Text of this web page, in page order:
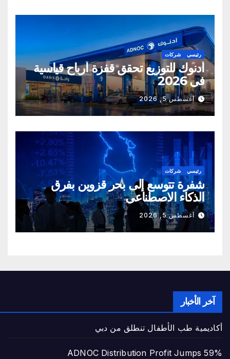
رئيسي شركات
أدنوك للتوزيع تحقق قفزة أرباح قياسية
في 2026
أغسطس 5, 2026
رئيسي شركات
شفرة تتوسع إلى بحر قزوين بفرق
الذكاء الاصطناعي
أغسطس 5, 2026
آخر الأخبار
أكاديمية طب الأطفال تنطلق من دبي
ADNOC Distribution Profit Jumps 59%